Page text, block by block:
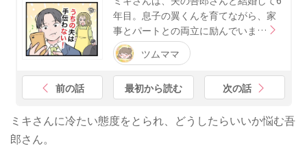
年目。息子の翼くんを育てながら、家
事とパートとの両立に励んでいま…
ツムママ
前の話 最初から読む 次の話
ミキさんに冷たい態度をとられ、どうしたらいいか悩む吾
郎さん。